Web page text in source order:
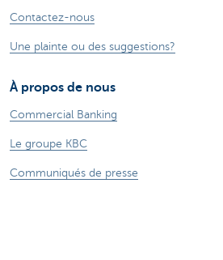
Contactez-nous
Une plainte ou des suggestions?
À propos de nous
Commercial Banking
Le groupe KBC
Communiqués de presse